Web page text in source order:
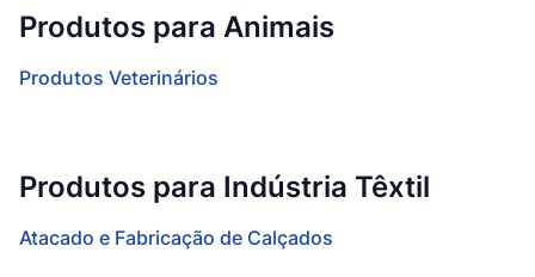
Produtos para Animais
Produtos Veterinários
Produtos para Indústria Têxtil
Atacado e Fabricação de Calçados